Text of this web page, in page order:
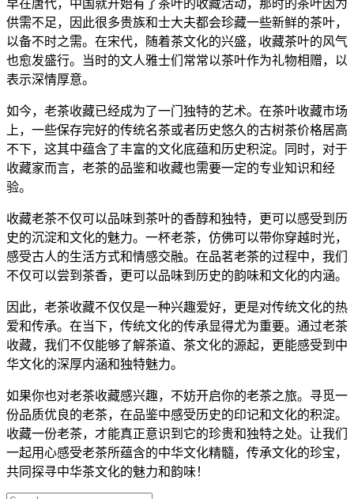
早在唐代，中国就开始有了茶叶的收藏活动，那时的茶叶因为
供需不足，因此很多贵族和士大夫都会珍藏一些新鲜的茶叶，
以备不时之需。在宋代，随着茶文化的兴盛，收藏茶叶的风气
也愈发盛行。当时的文人雅士们常常以茶叶作为礼物相赠，以
表示深情厚意。
如今， 老茶收藏已经成为了一门独特的艺术。在茶叶收藏市场
上，一些保存完好的传统名茶或者历史悠久的古树茶价格居高
不下，这其中蕴含了丰富的文化底蕴和历史积淀。同时，对于
收藏家而言，老茶的品鉴和收藏也需要一定的专业知识和经
验。
收藏老茶不仅可以品味到茶叶的香醇和独特，更可以感受到历
史的沉淀和文化的魅力。一杯老茶，仿佛可以带你穿越时光，
感受古人的生活方式和情感交融。在品茗老茶的过程中，我们
不仅可以尝到茶香，更可以品味到历史的韵味和文化的内涵。
因此，老茶收藏不仅仅是一种兴趣爱好，更是对传统文化的热
爱和传承。在当下，传统文化的传承显得尤为重要。通过老茶
收藏，我们不仅能够了解茶道、茶文化的源起，更能感受到中
华文化的深厚内涵和独特魅力。
如果你也对老茶收藏感兴趣，不妨开启你的老茶之旅。寻觅一
份品质优良的老茶，在品鉴中感受历史的印记和文化的积淀。
收藏一份老茶，才能真正意识到它的珍贵和独特之处。让我们
一起用心感受老茶所蕴含的中华文化精髓，传承文化的珍宝，
共同探寻中华茶文化的魅力和韵味！